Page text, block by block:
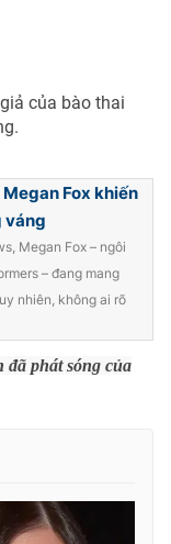
sản
Việt
bằng AI
của bào thai
Fox khiến
váng
Megan Fox – ngôi
– đang mang
nhiên, không ai rõ
phát sóng của